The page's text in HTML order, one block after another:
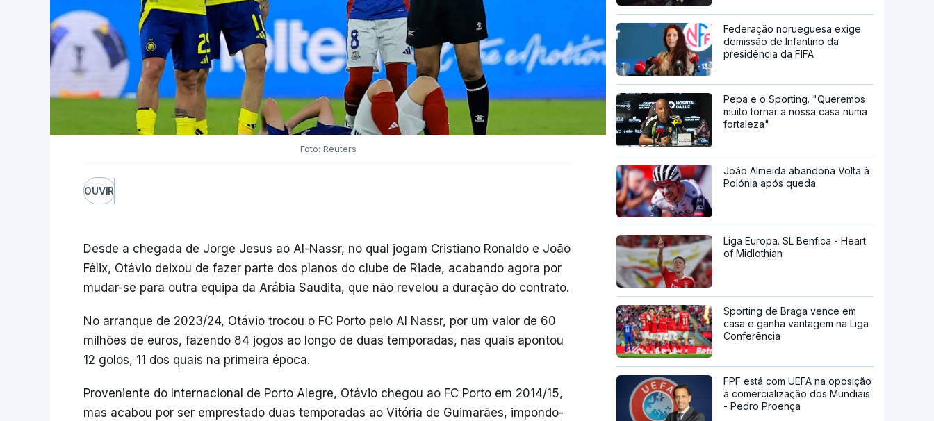
Foto: Reuters
OUVIR
Desde a chegada de Jorge Jesus ao Al-Nassr, no qual jogam Cristiano Ronaldo e João
Félix, Otávio deixou de fazer parte dos planos do clube de Riade, acabando agora por
mudar-se para outra equipa da Arábia Saudita, que não revelou a duração do contrato.
No arranque de 2023/24, Otávio trocou o FC Porto pelo Al Nassr, por um valor de 60
milhões de euros, fazendo 84 jogos ao longo de duas temporadas, nas quais apontou
12 golos, 11 dos quais na primeira época.
Proveniente do Internacional de Porto Alegre, Otávio chegou ao FC Porto em 2014/15,
mas acabou por ser emprestado duas temporadas ao Vitória de Guimarães, impondo-
Federação norueguesa exige
demissão de Infantino da
presidência da FIFA
Pepa e o Sporting. "Queremos
muito tornar a nossa casa numa
fortaleza"
João Almeida abandona Volta à
Polónia após queda
Liga Europa. SL Benfica - Heart
of Midlothian
Sporting de Braga vence em
casa e ganha vantagem na Liga
Conferência
FPF está com UEFA na oposição
à comercialização dos Mundiais
- Pedro Proença